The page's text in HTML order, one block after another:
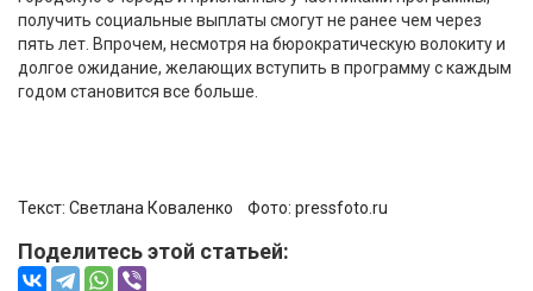
получить социальные выплаты смогут не ранее чем через
пять лет. Впрочем, несмотря на бюрократическую волокиту и
долгое ожидание, желающих вступить в программу с каждым
годом становится все больше.
Текст: Светлана Коваленко Фото: pressfoto.ru
Поделитесь этой статьей: